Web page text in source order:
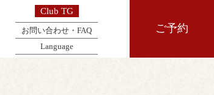
Club TG
お問い合わせ・FAQ
Language
ご予約